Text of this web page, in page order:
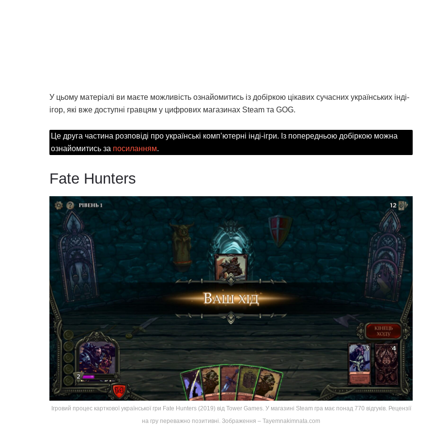
У цьому матеріалі ви маєте можливість ознайомитись із добіркою цікавих сучасних українських інді-
ігор, які вже доступні гравцям у цифрових магазинах Steam та GOG.
Це друга частина розповіді про українські комп’ютерні інді-ігри. Із попередньою добіркою можна
ознайомитись за посиланням.
Fate Hunters
Ігровий процес карткової української гри Fate Hunters (2019) від Tower Games. У магазині Steam гра має понад 770 відгуків. Рецензії
на гру переважно позитивні. Зображення – Tayemnakimnata.com